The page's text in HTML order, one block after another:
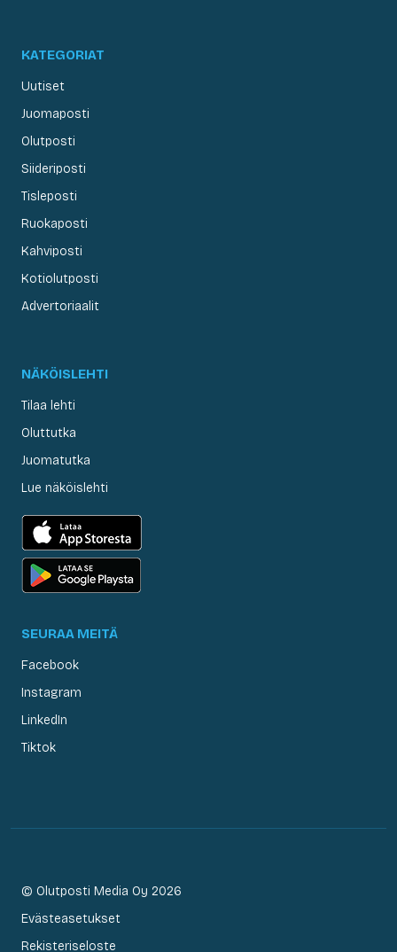
KATEGORIAT
Uutiset
Juomaposti
Olutposti
Siideriposti
Tisleposti
Ruokaposti
Kahviposti
Kotiolutposti
Advertoriaalit
NÄKÖISLEHTI
Tilaa lehti
Oluttutka
Juomatutka
Lue näköislehti
SEURAA MEITÄ
Facebook
Instagram
LinkedIn
Tiktok
© Olutposti Media Oy 2026
Evästeasetukset
Rekisteriseloste